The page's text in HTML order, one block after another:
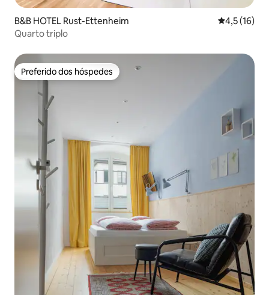
B&B HOTEL Rust-Ettenheim 4,5 de uma
4,5 (16)
Quarto triplo
Preferido dos hóspedes
Preferido dos hóspedes